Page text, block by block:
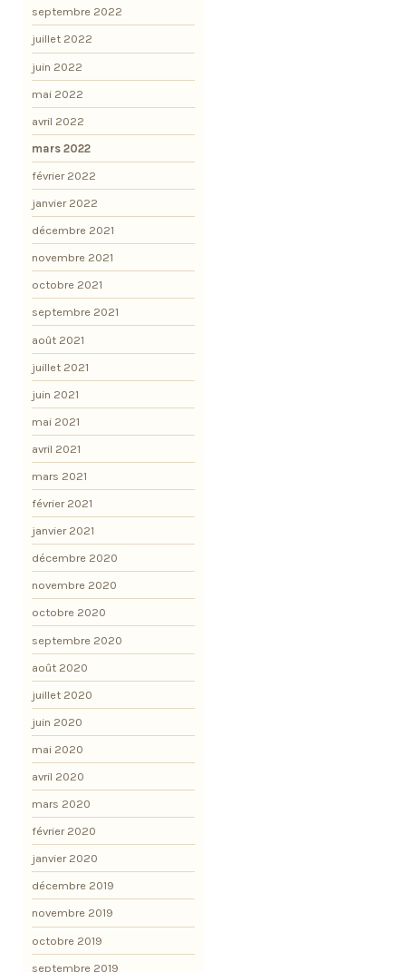
septembre 2022
juillet 2022
juin 2022
mai 2022
avril 2022
mars 2022
février 2022
janvier 2022
décembre 2021
novembre 2021
octobre 2021
septembre 2021
août 2021
juillet 2021
juin 2021
mai 2021
avril 2021
mars 2021
février 2021
janvier 2021
décembre 2020
novembre 2020
octobre 2020
septembre 2020
août 2020
juillet 2020
juin 2020
mai 2020
avril 2020
mars 2020
février 2020
janvier 2020
décembre 2019
novembre 2019
octobre 2019
septembre 2019